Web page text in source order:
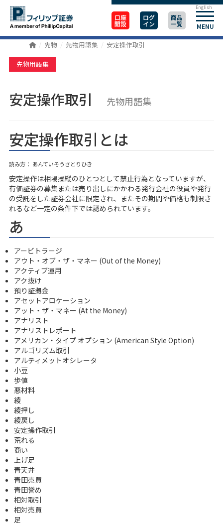
口座
開設
ログ
イン
商品
一覧 MENU
English
先物 先物用語集 安定操作取引
先物用語集
安定操作取引 先物用語集
安定操作取引とは
読み方： あんていそうさとりひき
安定操作は相場操縦のひとつとして禁止行為となっていますが、
有価証券の募集または売り出しにかかわる発行会社の役員や発行
の受託をした証券会社に限定され、またその期間や価格も制限さ
れるなど一定の条件下では認められています。
あ
アービトラージ
アウト・オブ・ザ・マネー (Out of the Money)
アクティブ運用
アク抜け
預り証拠金
アセットアロケーション
アット・ザ・マネー (At the Money)
アナリスト
アナリストレポート
アメリカン・タイプ オプション (American Style Option)
アルゴリズム取引
アルティメットオシレータ
小豆
歩値
悪材料
綾
綾押し
綾戻し
安定操作取引
荒れる
商い
上げ足
青天井
青田売買
青田誉め
相対取引
相対売買
足